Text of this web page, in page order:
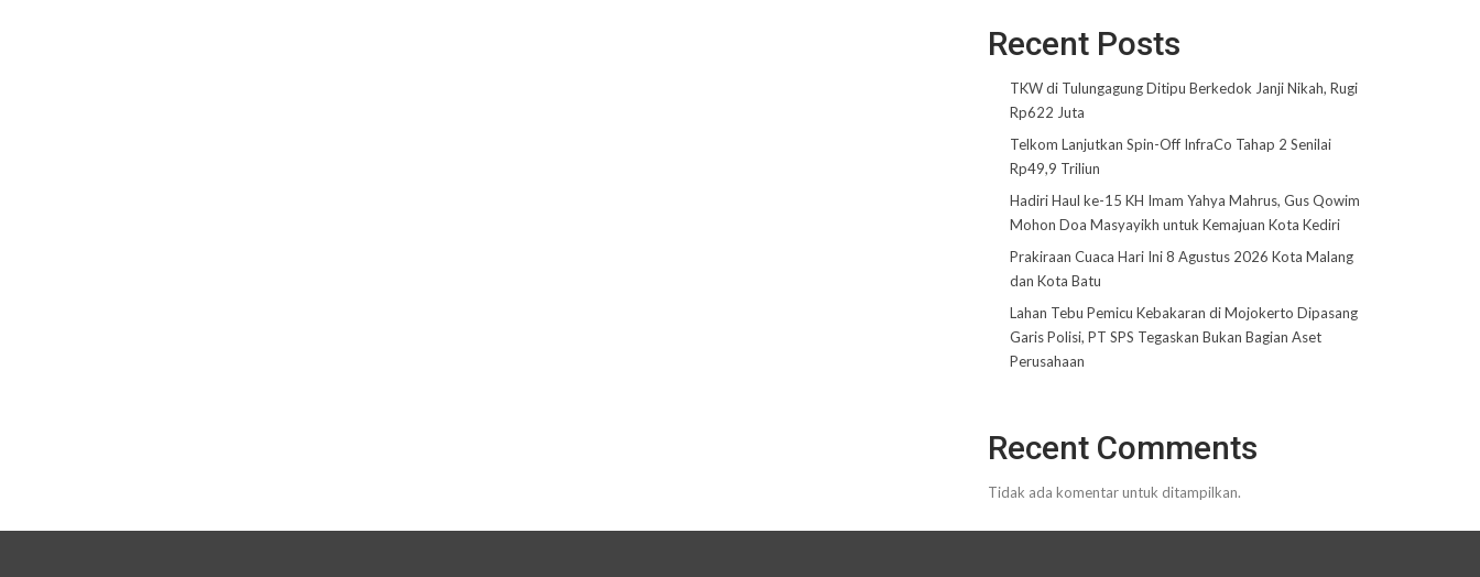
Recent Posts
TKW di Tulungagung Ditipu Berkedok Janji Nikah, Rugi
Rp622 Juta
Telkom Lanjutkan Spin-Off InfraCo Tahap 2 Senilai
Rp49,9 Triliun
Hadiri Haul ke-15 KH Imam Yahya Mahrus, Gus Qowim
Mohon Doa Masyayikh untuk Kemajuan Kota Kediri
Prakiraan Cuaca Hari Ini 8 Agustus 2026 Kota Malang
dan Kota Batu
Lahan Tebu Pemicu Kebakaran di Mojokerto Dipasang
Garis Polisi, PT SPS Tegaskan Bukan Bagian Aset
Perusahaan
Recent Comments
Tidak ada komentar untuk ditampilkan.